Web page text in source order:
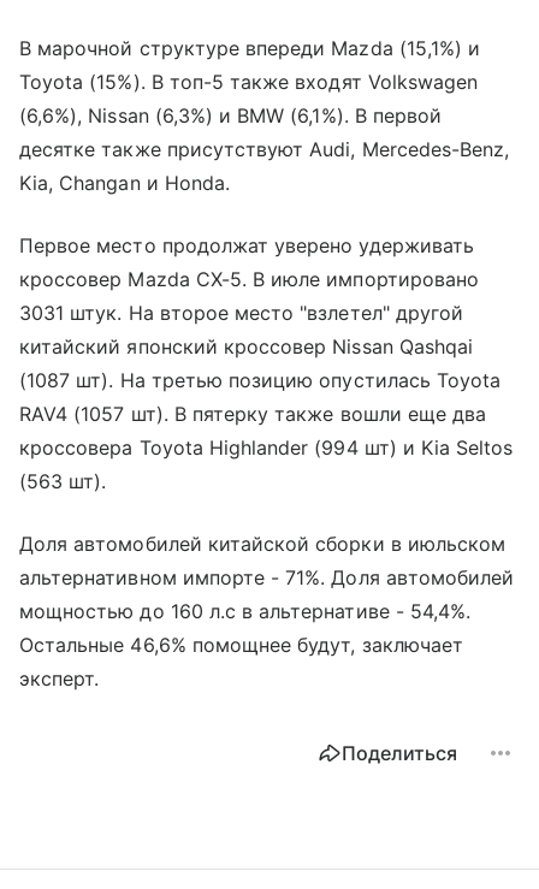
В марочной структуре впереди Mazda (15,1%) и
Toyota (15%). В топ-5 также входят Volkswagen
(6,6%), Nissan (6,3%) и BMW (6,1%). В первой
десятке также присутствуют Audi, Mercedes-Benz,
Kia, Changan и Honda.
Первое место продолжат уверено удерживать
кроссовер Mazda CX-5. В июле импортировано
3031 штук. На второе место "взлетел" другой
китайский японский кроссовер Nissan Qashqai
(1087 шт). На третью позицию опустилась Toyota
RAV4 (1057 шт). В пятерку также вошли еще два
кроссовера Toyota Highlander (994 шт) и Kia Seltos
(563 шт).
Доля автомобилей китайской сборки в июльском
альтернативном импорте - 71%. Доля автомобилей
мощностью до 160 л.с в альтернативе - 54,4%.
Остальные 46,6% помощнее будут, заключает
эксперт.
Поделиться